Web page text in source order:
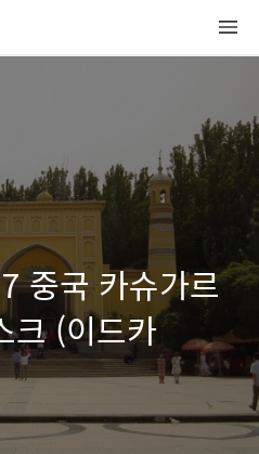
중국 카슈가르
크 (이드카